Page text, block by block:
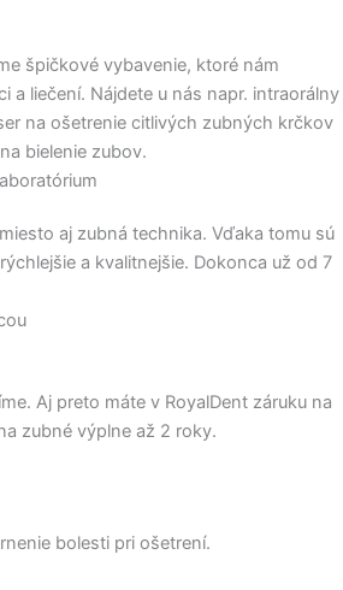
špičkové vybavenie, ktoré nám
a liečení. Nájdete u nás napr. intraorálny
na ošetrenie citlivých zubných krčkov
bielenie zubov.
aj zubná technika. Vďaka tomu sú
a kvalitnejšie. Dokonca už od 7
Aj preto máte v RoyalDent záruku na
zubné výplne až 2 roky.
bolesti pri ošetrení.